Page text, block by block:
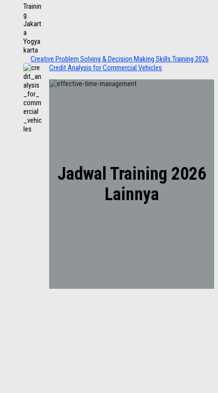
Creative Problem Solving & Decision Making Skills Training 2026
Credit Analysis for Commercial Vehicles
Jadwal Training 2026
Lainnya